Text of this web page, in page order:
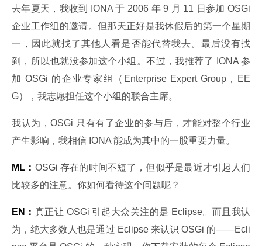
去年夏天，我收到 IONA 于 2006 年 9 月 11 日参加 OSGi
企业工作组的邀请。但那天正好是我休假后的第一个星期
一，因此就找了其他人看是否能代替我去。最后没有找
到，所以也就没参加这个小组。不过，我推荐了 IONA 参
加 OSGi 的企业专家组（Enterprise Expert Group，EE
G），我志愿担任这个小组的联合主席。
我认为，OSGi 只有有了企业的参与后，才能对整个行业
产生影响，我相信 IONA 能成为其中的一股重要力量。
ML： OSGi 存在的时间不短了，但似乎是最近才引起人们
比较多的注意。你如何看待这个问题呢？
EN： 真正让 OSGi 引起大众关注的是 Eclipse。而且我认
为，绝大多数人也是通过 Eclipse 来认识 OSGi 的——Ecli